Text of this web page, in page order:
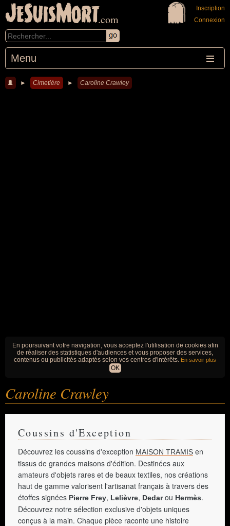
JeSuisMort.com
Menu
Inscription
Connexion
► Cimetière ► Caroline Crawley
En poursuivant votre navigation, vous acceptez l'utilisation de cookies afin
de réaliser des statistiques d'audiences et vous proposer des services,
contenus ou publicités adaptés selon vos centres d'intérêts. En savoir plus
OK
Caroline Crawley
Coussins d'Exception
Découvrez les coussins d'exception MAISON TRAMIS en
tissus de grandes maisons d'édition. Destinées aux
amateurs d'objets rares et de beaux textiles, nos créations
haut de gamme valorisent l'artisanat français à travers des
étoffes signées Pierre Frey, Lelièvre, Dedarou Hermès.
Découvrez notre sélection exclusive d'objets uniques
conçus à la main. Chaque pièce raconte une histoire